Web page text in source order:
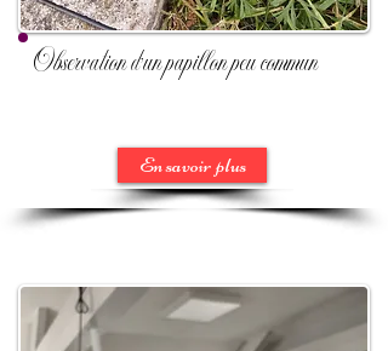
Observation d'un papillon peu commun
En savoir plus